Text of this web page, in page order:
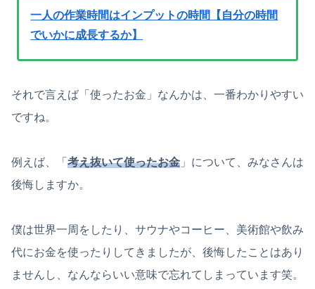
一人の作業時間はインプットの時間【自分の時間
でいかに成長するか】
それで言えば「使ったお金」なんかは、一番わかりやすい
ですね。
例えば、「 考え抜いて使ったお金 」について、みなさんは
後悔しますか。
僕は世界一周をしたり、サウナやコーヒー、美術館や飲み
代にお金を使ったりしてきましたが、後悔したことはあり
ませんし、なんならいい意味で忘れてしまっています笑。